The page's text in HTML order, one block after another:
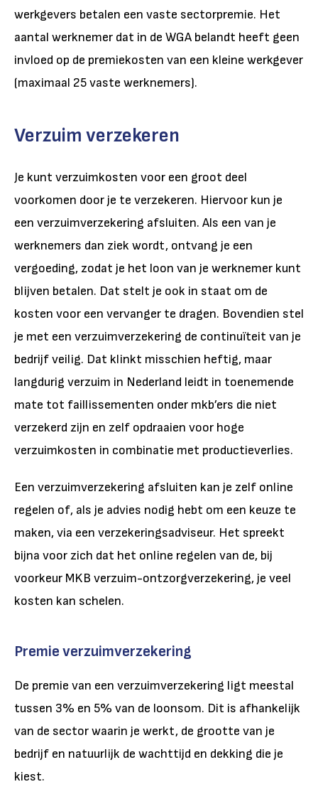
werkgevers betalen een vaste sectorpremie. Het
aantal werknemer dat in de WGA belandt heeft geen
invloed op de premiekosten van een kleine werkgever
(maximaal 25 vaste werknemers).
Verzuim verzekeren
Je kunt verzuimkosten voor een groot deel
voorkomen door je te verzekeren. Hiervoor kun je
een verzuimverzekering afsluiten. Als een van je
werknemers dan ziek wordt, ontvang je een
vergoeding, zodat je het loon van je werknemer kunt
blijven betalen. Dat stelt je ook in staat om de
kosten voor een vervanger te dragen. Bovendien stel
je met een verzuimverzekering de continuïteit van je
bedrijf veilig. Dat klinkt misschien heftig, maar
langdurig verzuim in Nederland leidt in toenemende
mate tot faillissementen onder mkb’ers die niet
verzekerd zijn en zelf opdraaien voor hoge
verzuimkosten in combinatie met productieverlies.
Een verzuimverzekering afsluiten kan je zelf online
regelen of, als je advies nodig hebt om een keuze te
maken, via een verzekeringsadviseur. Het spreekt
bijna voor zich dat het online regelen van de, bij
voorkeur MKB verzuim-ontzorgverzekering, je veel
kosten kan schelen.
Premie verzuimverzekering
De premie van een verzuimverzekering ligt meestal
tussen 3% en 5% van de loonsom. Dit is afhankelijk
van de sector waarin je werkt, de grootte van je
bedrijf en natuurlijk de wachttijd en dekking die je
kiest.